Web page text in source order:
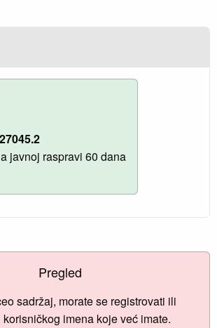
javnoj raspravi 60 dana
Pregled
sadržaj, morate se registrovati ili
imena koje već imate.